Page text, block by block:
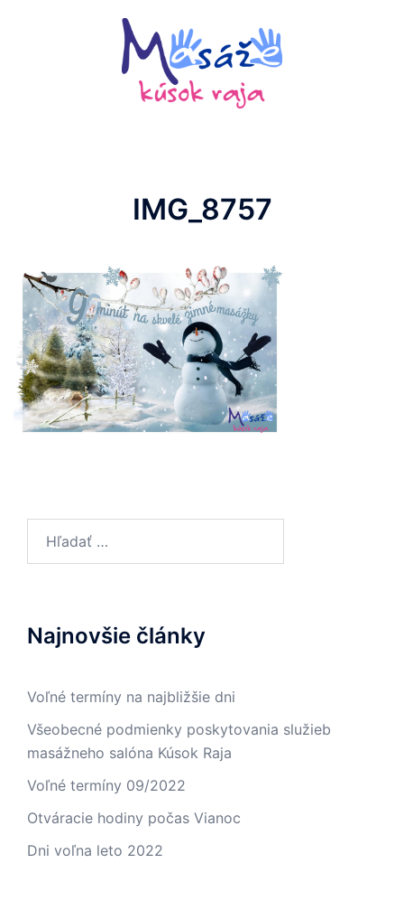
IMG_8757
Najnovšie články
Voľné termíny na najbližšie dni
Všeobecné podmienky poskytovania služieb
masážneho salóna Kúsok Raja
Voľné termíny 09/2022
Otváracie hodiny počas Vianoc
Dni voľna leto 2022